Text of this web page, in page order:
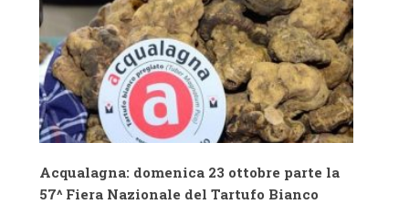
Acqualagna: domenica 23 ottobre parte la
57^ Fiera Nazionale del Tartufo Bianco